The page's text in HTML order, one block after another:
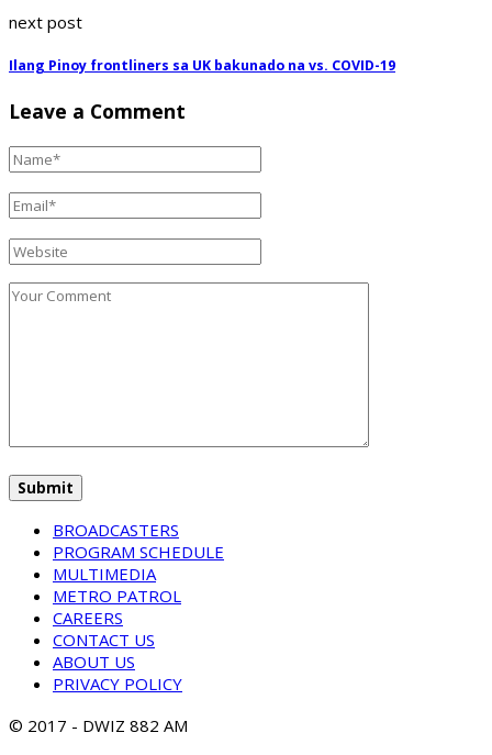
next post
Ilang Pinoy frontliners sa UK bakunado na vs. COVID-19
Leave a Comment
BROADCASTERS
PROGRAM SCHEDULE
MULTIMEDIA
METRO PATROL
CAREERS
CONTACT US
ABOUT US
PRIVACY POLICY
© 2017 - DWIZ 882 AM